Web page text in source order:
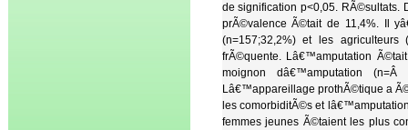
de signification p<0,05. RÃ©sultats.
prÃ©valence Ã©tait de 11,4%. Il
(n=157;32,2%) et les
frÃ©quente. Lâ€™amputation
moignon dâ€™amputation (n=Â
Lâ€™appareillage prothÃ©tique a
les comorbiditÃ©s et
femmes jeunes Ã©taient les plus